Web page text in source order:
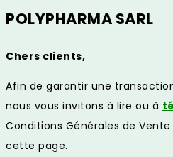
POLYPHARMA SARL
Chers clients,
Afin de garantir une
nous vous invitons à lire ou à
Conditions Générales de
cette page.